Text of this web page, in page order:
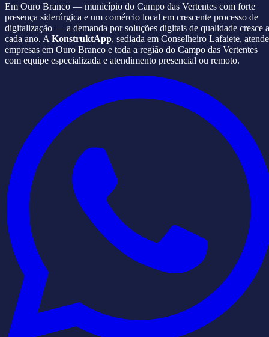
Em Ouro Branco — município do Campo das Vertentes com forte
presença siderúrgica e um comércio local em crescente processo de
digitalização — a demanda por soluções digitais de qualidade cresce a
cada ano. A KonstruktApp, sediada em Conselheiro Lafaiete, atende
empresas em Ouro Branco e toda a região do Campo das Vertentes
com equipe especializada e atendimento presencial ou remoto.